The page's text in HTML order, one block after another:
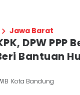
Jawa Barat
DPW PPP
Bantuan
Kota Bandung